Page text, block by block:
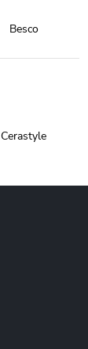
Besco
Cerastyle